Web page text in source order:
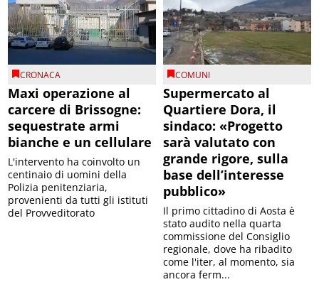
CRONACA
Maxi operazione al
carcere di Brissogne:
sequestrate armi
bianche e un cellulare
L'intervento ha coinvolto un
centinaio di uomini della
Polizia penitenziaria,
provenienti da tutti gli istituti
del Provveditorato
COMUNI
Supermercato al
Quartiere Dora, il
sindaco: «Progetto
sarà valutato con
grande rigore, sulla
base dell’interesse
pubblico»
Il primo cittadino di Aosta è
stato audito nella quarta
commissione del Consiglio
regionale, dove ha ribadito
come l'iter, al momento, sia
ancora ferm...